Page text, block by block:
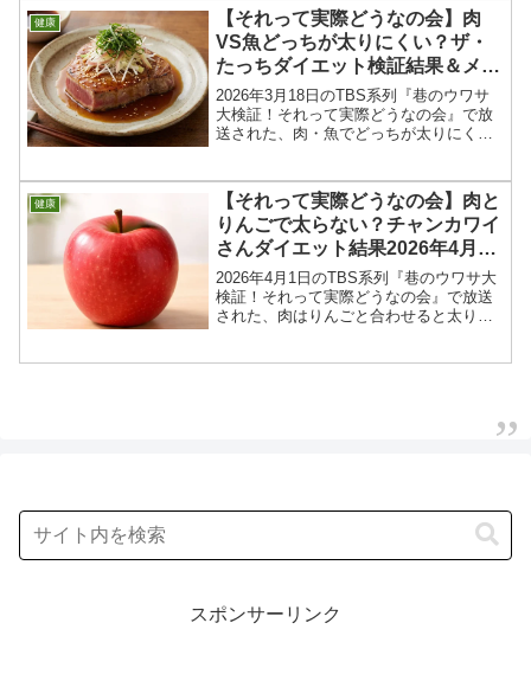
健康
【それって実際どうなの会】肉
VS魚どっちが太りにくい？ザ・
たっちダイエット検証結果＆メニ
ュー2026年3月18日
2026年3月18日のTBS系列『巷のウワサ
大検証！それって実際どうなの会』で放
送された、肉・魚でどっちが太りにくい
際どうなの会」では、1人は肉料理を食
べ、もう1人...
健康
【それって実際どうなの会】肉と
りんごで太らない？チャンカワイ
さんダイエット結果2026年4月1
日
2026年4月1日のTBS系列『巷のウワサ大
検証！それって実際どうなの会』で放送
された、肉はりんごと合わせると太りに
スポンサーリンク